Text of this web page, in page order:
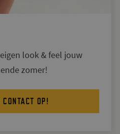
look & feel jouw
zomer!
CONTACT OP!